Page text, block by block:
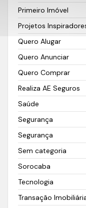
Primeiro Imóvel
Projetos
Quero Alugar
Quero Anunciar
Quero Comprar
Realiza AE Seguros
Saúde
Segurança
Segurança
Sem categoria
Sorocaba
Tecnologia
Transação